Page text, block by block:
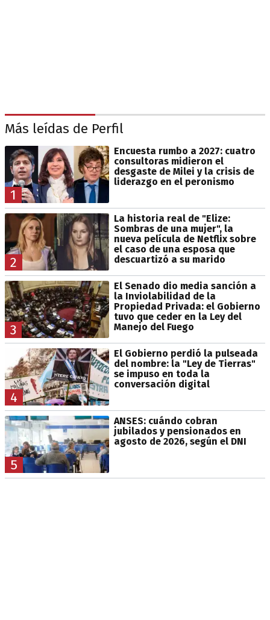
Más leídas de Perfil
1
Encuesta rumbo a 2027: cuatro
consultoras midieron el
desgaste de Milei y la crisis de
liderazgo en el peronismo
2
La historia real de "Elize:
Sombras de una mujer", la
nueva película de Netflix sobre
el caso de una esposa que
descuartizó a su marido
3
El Senado dio media sanción a
la Inviolabilidad de la
Propiedad Privada: el Gobierno
tuvo que ceder en la Ley del
Manejo del Fuego
4
El Gobierno perdió la pulseada
del nombre: la "Ley de Tierras"
se impuso en toda la
conversación digital
5
ANSES: cuándo cobran
jubilados y pensionados en
agosto de 2026, según el DNI